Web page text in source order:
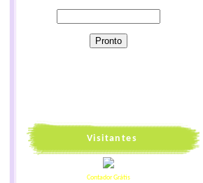
Visitantes
Contador Grátis